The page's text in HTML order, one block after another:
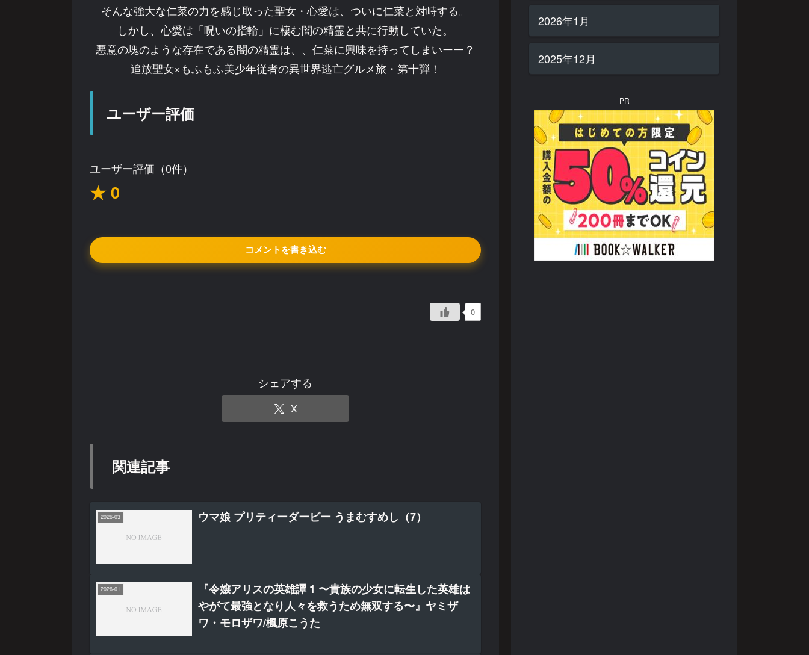
そんな強大な仁菜の力を感じ取った聖女・心愛は、ついに仁菜と対峙する。
しかし、心愛は「呪いの指輪」に棲む闇の精霊と共に行動していた。
悪意の塊のような存在である闇の精霊は、、仁菜に興味を持ってしまいーー？
追放聖女×もふもふ美少年従者の異世界逃亡グルメ旅・第十弾！
ユーザー評価
ユーザー評価（0件）
★ 0
コメントを書き込む
0
シェアする
X
関連記事
2026-03 ウマ娘 プリティーダービー うまむすめし（7）
2026-01
『令嬢アリスの英雄譚 1 〜貴族の少女に転生した英雄は
やがて最強となり人々を救うため無双する〜』ヤミザ
ワ・モロザワ/楓原こうた
2026年1月
2025年12月
PR